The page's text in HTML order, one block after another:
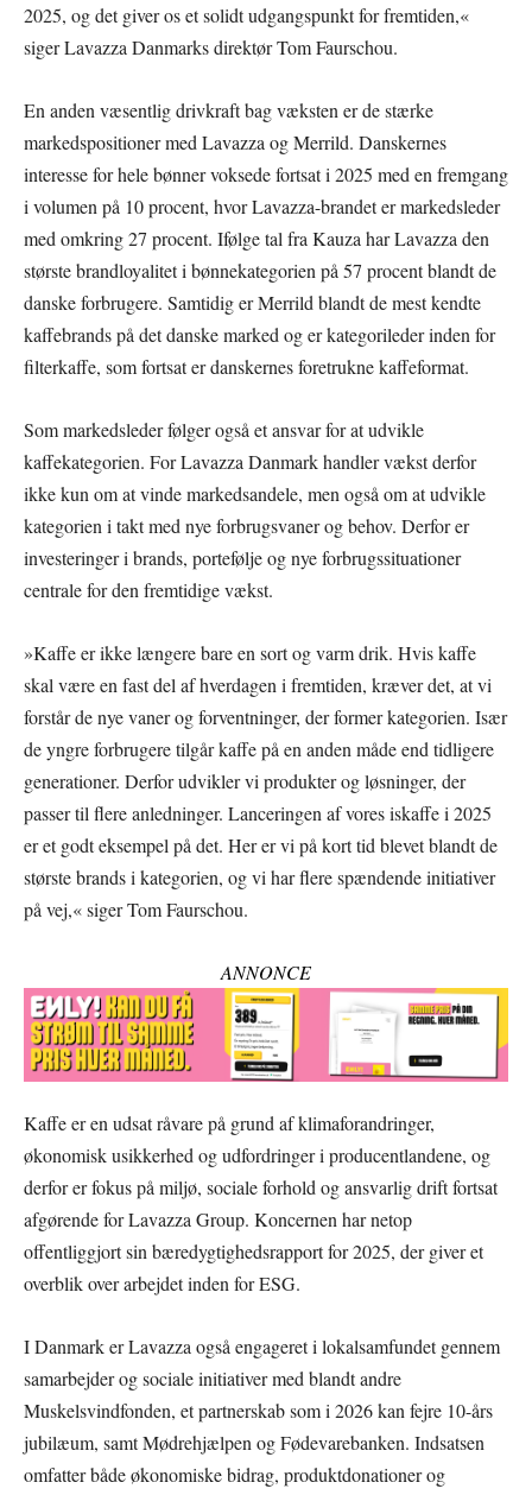
2025, og det giver os et solidt udgangspunkt for fremtiden,«
siger Lavazza Danmarks direktør Tom Faurschou.
En anden væsentlig drivkraft bag væksten er de stærke
markedspositioner med Lavazza og Merrild. Danskernes
interesse for hele bønner voksede fortsat i 2025 med en fremgang
i volumen på 10 procent, hvor Lavazza-brandet er markedsleder
med omkring 27 procent. Ifølge tal fra Kauza har Lavazza den
største brandloyalitet i bønnekategorien på 57 procent blandt de
danske forbrugere. Samtidig er Merrild blandt de mest kendte
kaffebrands på det danske marked og er kategorileder inden for
filterkaffe, som fortsat er danskernes foretrukne kaffeformat.
Som markedsleder følger også et ansvar for at udvikle
kaffekategorien. For Lavazza Danmark handler vækst derfor
ikke kun om at vinde markedsandele, men også om at udvikle
kategorien i takt med nye forbrugsvaner og behov. Derfor er
investeringer i brands, portefølje og nye forbrugssituationer
centrale for den fremtidige vækst.
»Kaffe er ikke længere bare en sort og varm drik. Hvis kaffe
skal være en fast del af hverdagen i fremtiden, kræver det, at vi
forstår de nye vaner og forventninger, der former kategorien. Især
de yngre forbrugere tilgår kaffe på en anden måde end tidligere
generationer. Derfor udvikler vi produkter og løsninger, der
passer til flere anledninger. Lanceringen af vores iskaffe i 2025
er et godt eksempel på det. Her er vi på kort tid blevet blandt de
største brands i kategorien, og vi har flere spændende initiativer
på vej,« siger Tom Faurschou.
ANNONCE
Kaffe er en udsat råvare på grund af klimaforandringer,
økonomisk usikkerhed og udfordringer i producentlandene, og
derfor er fokus på miljø, sociale forhold og ansvarlig drift fortsat
afgørende for Lavazza Group. Koncernen har netop
offentliggjort sin bæredygtighedsrapport for 2025, der giver et
overblik over arbejdet inden for ESG.
I Danmark er Lavazza også engageret i lokalsamfundet gennem
samarbejder og sociale initiativer med blandt andre
Muskelsvindfonden, et partnerskab som i 2026 kan fejre 10-års
jubilæum, samt Mødrehjælpen og Fødevarebanken. Indsatsen
omfatter både økonomiske bidrag, produktdonationer og